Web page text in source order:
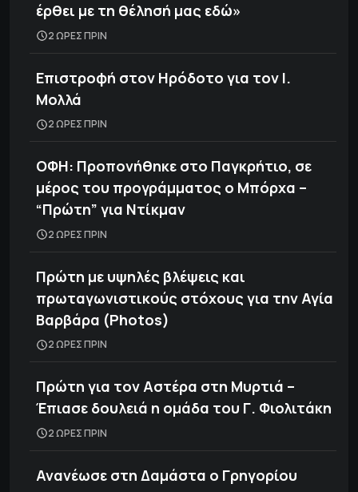
έρθει με τη θέλησή μας εδώ»
2 ΩΡΕΣ ΠΡΙΝ
Επιστροφή στον Ηρόδοτο για τον Ι.
Μολλά
2 ΩΡΕΣ ΠΡΙΝ
ΟΦΗ: Προπονήθηκε στο Παγκρήτιο, σε
μέρος του προγράμματος ο Μπόρχα –
“Πρώτη” για Ντίκμαν
2 ΩΡΕΣ ΠΡΙΝ
Πρώτη με υψηλές βλέψεις και
πρωταγωνιστικούς στόχους για την Αγία
Βαρβάρα (Photos)
2 ΩΡΕΣ ΠΡΙΝ
Πρώτη για τον Αστέρα στη Μυρτιά –
Έπιασε δουλειά η ομάδα του Γ. Φιολιτάκη
2 ΩΡΕΣ ΠΡΙΝ
Ανανέωσε στη Δαμάστα ο Γρηγορίου